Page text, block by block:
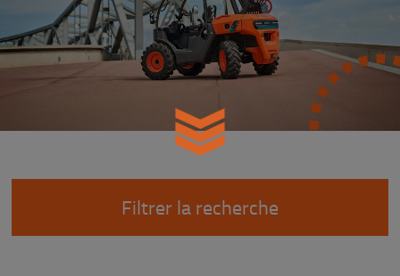
Filtrer la recherche